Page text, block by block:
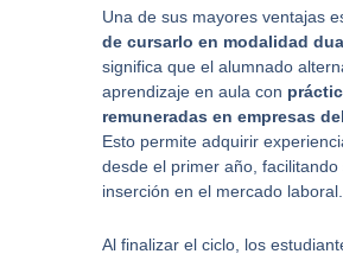
Una de sus mayores ventajas
de cursarlo en modalidad
significa que el alumnado
aprendizaje en aula con
remuneradas en empresas
Esto permite adquirir
desde el primer año, facilitando
inserción en el mercado laboral.
Al finalizar el ciclo, los